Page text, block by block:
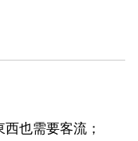
也需要客流；